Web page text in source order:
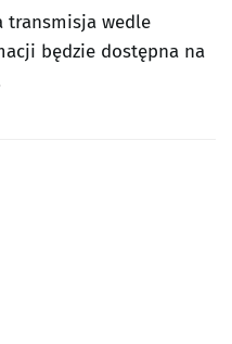
transmisja wedle
będzie dostępna na